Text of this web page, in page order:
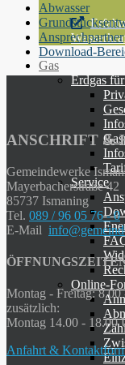
Gas
Erdgas
Service
Online-
Abwasser
Ansprechpartner
Download-
ANSCHRIFT &
Gemeindewerke
Mayerbacherstraße 42
85737 Ismaning
Tel. 089 / 96 05 76 - 0
E-Mail
Montag - Freitag:
zusätzlich:
Montag 14.00 - 18.00
Anfahrt &